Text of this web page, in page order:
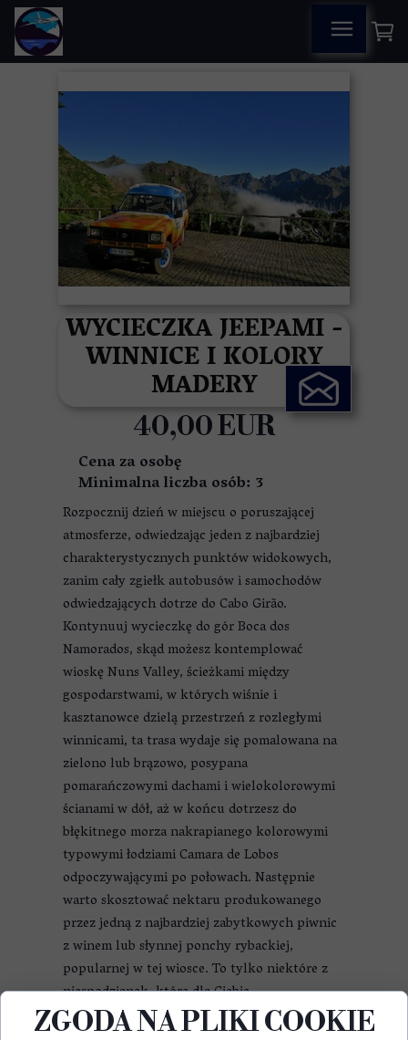
Rozpocznij dzień w miejscu o poruszającej
atmosferze, odwiedzając jeden z najbardziej
charakterystycznych punktów widokowych,
zanim cały zgiełk autobusów i samochodów
odwiedzających dotrze do Cabo Girão.
Kontynuuj wycieczkę do gór Boca dos
Namorados, skąd możesz kontemplować
wioskę Nuns Valley, ścieżkami między
gospodarstwami, w których wiśnie i
kasztanowce dzielą przestrzeń z rozległymi
winnicami, ta trasa wydaje się pomalowana na
zielono lub brązowo, posypana
pomarańczowymi dachami i wielokolorowymi
ścianami w dół, aż w końcu dotrzesz do
błękitnego morza nakrapianego kolorowymi
typowymi łodziami Camara de Lobos
odpoczywającymi po połowach. Następnie
warto skosztować nektaru produkowanego
przez jedną z najbardziej zabytkowych piwnic
z winem lub słynnej ponchy rybackiej,
popularnej w tej wiosce. To tylko niektóre z
niespodzianek, które dla Ciebie
przygotowaliśmy.
Cena za osobę
Minimalna liczba osób: 3
40,00 EUR
WYCIECZKA JEEPAMI -
WINNICE I KOLORY
MADERY
ZGODA NA PLIKI COOKIE